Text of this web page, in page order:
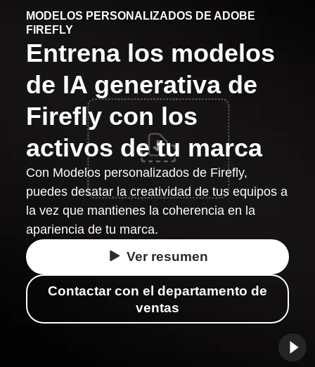
Casos de uso
Casos de éxito
Recursos
Empezar
MODELOS PERSONALIZADOS DE ADOBE
FIREFLY
Entrena los modelos
de IA generativa de
Firefly con los
activos de tu marca
Con Modelos personalizados de Firefly,
puedes desatar la creatividad de tus equipos a
la vez que mantienes la coherencia en la
apariencia de tu marca.
Ver resumen
Contactar con el departamento de
ventas